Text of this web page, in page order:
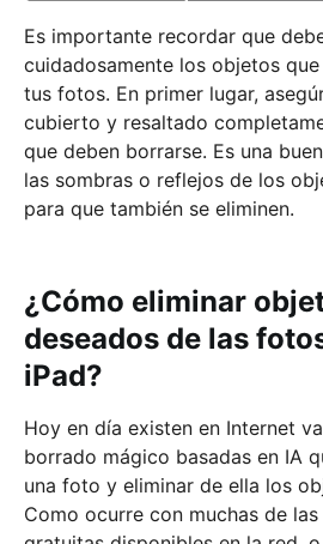
Es importante recordar que
cuidadosamente los objetos
tus fotos. En primer lugar,
cubierto y resaltado
que deben borrarse. Es una
las sombras o reflejos de los
para que también se eliminen.
¿Cómo eliminar
deseados de las
iPad?
Hoy en día existen en Internet
borrado mágico basadas en IA
una foto y eliminar de ella los
Como ocurre con muchas de